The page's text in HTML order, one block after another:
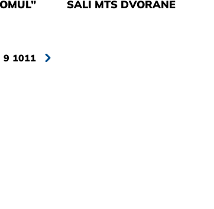
SALI MTS DVORANE
9 1011